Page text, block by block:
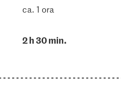
ca. 1 ora
2 h 30 min.